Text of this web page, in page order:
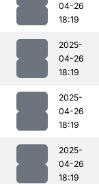
04-26
18:19
2025-
04-26
18:19
2025-
04-26
18:19
2025-
04-26
18:19